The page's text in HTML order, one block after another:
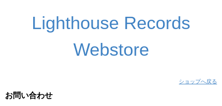
Lighthouse Records
Webstore
ショップへ戻る
お問い合わせ